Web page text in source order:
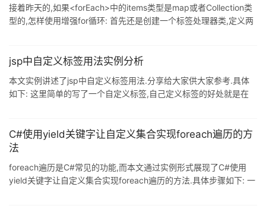
(!Array.prototy
接着昨天的,如果<forEach>中的items类型是map或者Collection类
型的,怎样使用增强for循环: 首先还是创建一个标签处理器类,定义两
上面两个属性是不相同的,这个是用在类里的, 在items的setter方法
public
jsp中自定义标签用法实例分析
本文实例讲述了jsp中自定义标签用法.分享给大家供大家参考.具体
如下: 这里简单的写了一个自定义标签,自己定义标签的好处就是在
目中有没有*tld文件. 写的tld文件 <?xml version="1.0"
encoding="UTF-8" ?> <taglib xmlns="http://ja
C#使用yield关键字让自定义集合实现foreach遍历的方
法
foreach遍历是C#常见的功能,而本文通过实例形式展现了C#使用
yield关键字让自定义集合实现foreach遍历的方法.具体步骤如下: 一